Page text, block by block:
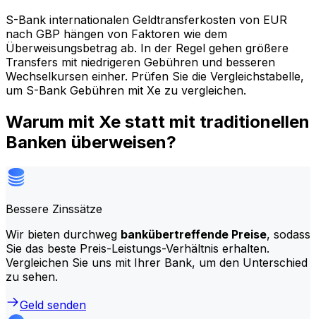
S-Bank internationalen Geldtransferkosten von EUR
nach GBP hängen von Faktoren wie dem
Überweisungsbetrag ab. In der Regel gehen größere
Transfers mit niedrigeren Gebühren und besseren
Wechselkursen einher. Prüfen Sie die Vergleichstabelle,
um S-Bank Gebühren mit Xe zu vergleichen.
Warum mit Xe statt mit traditionellen
Banken überweisen?
Bessere Zinssätze
Wir bieten durchweg bankübertreffende Preise, sodass
Sie das beste Preis-Leistungs-Verhältnis erhalten.
Vergleichen Sie uns mit Ihrer Bank, um den Unterschied
zu sehen.
Geld senden